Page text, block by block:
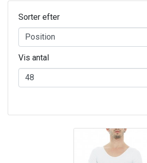
Sorter efter
Vis antal